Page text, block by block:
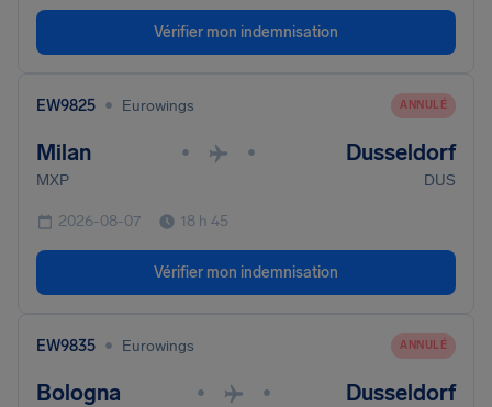
Vérifier mon indemnisation
EW9825 • Eurowings ANNULÉ
Milan • • Dusseldorf
MXP DUS
2026-08-07 18 h 45
Vérifier mon indemnisation
EW9835 • Eurowings ANNULÉ
Bologna • • Dusseldorf